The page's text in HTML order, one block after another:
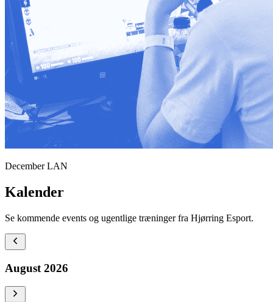
December LAN
Kalender
Se kommende events og ugentlige træninger fra Hjørring Esport.
August 2026